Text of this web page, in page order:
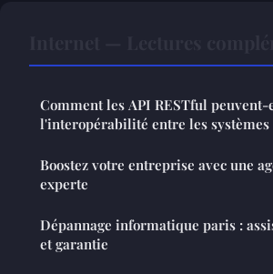
Comment les API RESTful
l'interopérabilité entre les systèmes
Boostez votre entreprise avec une
experte
Dépannage informatique paris :
et garantie